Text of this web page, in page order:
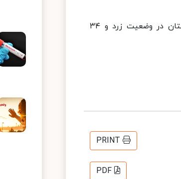
در حال حاضر ۴۲ شهرستان در وضعیت قرمز، ۱۴۲ شهرستان در وضعیت نارنجی، ۲۳۰ شهرستان در وضعیت زرد و ۳۴
PRINT
PDF